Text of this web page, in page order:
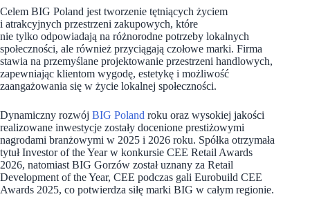
Celem BIG Poland jest tworzenie tętniących życiem
i atrakcyjnych przestrzeni zakupowych, które
nie tylko odpowiadają na różnorodne potrzeby lokalnych
społeczności, ale również przyciągają czołowe marki. Firma
stawia na przemyślane projektowanie przestrzeni handlowych,
zapewniając klientom wygodę, estetykę i możliwość
zaangażowania się w życie lokalnej społeczności.
Dynamiczny rozwój BIG Poland roku oraz wysokiej jakości
realizowane inwestycje zostały docenione prestiżowymi
nagrodami branżowymi w 2025 i 2026 roku. Spółka otrzymała
tytuł Investor of the Year w konkursie CEE Retail Awards
2026, natomiast BIG Gorzów został uznany za Retail
Development of the Year, CEE podczas gali Eurobuild CEE
Awards 2025, co potwierdza siłę marki BIG w całym regionie.